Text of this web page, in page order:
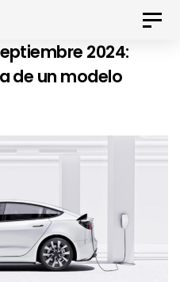
Toggle
2024:
de un modelo